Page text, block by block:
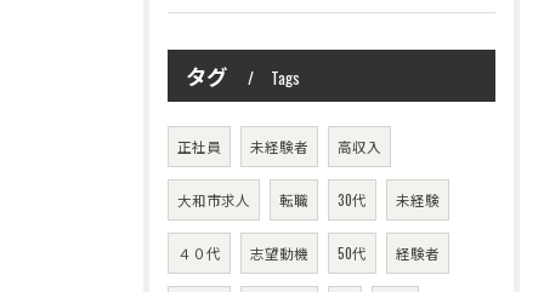
タグ Tags
正社員 未経験者 高収入
大和市求人 転職 30代 未経験
４０代 志望動機 50代 経験者